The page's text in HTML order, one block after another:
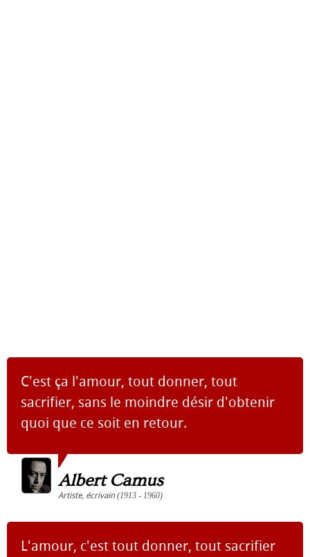
C'est ça l'amour, tout donner, tout
sacrifier, sans le moindre désir d'obtenir
quoi que ce soit en retour.
Albert Camus
Artiste, écrivain(1913 - 1960)
L'amour, c'est tout donner, tout sacrifier